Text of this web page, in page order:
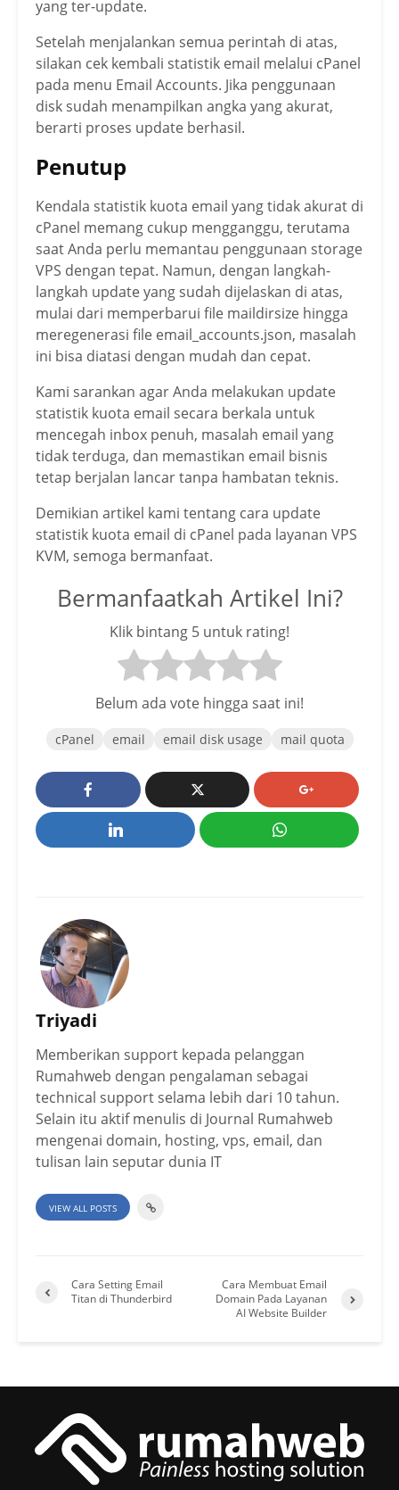
yang ter-update.
Setelah menjalankan semua perintah di atas,
silakan cek kembali statistik email melalui cPanel
pada menu Email Accounts. Jika penggunaan
disk sudah menampilkan angka yang akurat,
berarti proses update berhasil.
Penutup
Kendala statistik kuota email yang tidak akurat di
cPanel memang cukup mengganggu, terutama
saat Anda perlu memantau penggunaan storage
VPS dengan tepat. Namun, dengan langkah-
langkah update yang sudah dijelaskan di atas,
mulai dari memperbarui file maildirsize hingga
meregenerasi file email_accounts.json, masalah
ini bisa diatasi dengan mudah dan cepat.
Kami sarankan agar Anda melakukan update
statistik kuota email secara berkala untuk
mencegah inbox penuh, masalah email yang
tidak terduga, dan memastikan email bisnis
tetap berjalan lancar tanpa hambatan teknis.
Demikian artikel kami tentang cara update
statistik kuota email di cPanel pada layanan VPS
KVM, semoga bermanfaat.
Bermanfaatkah Artikel Ini?
Klik bintang 5 untuk rating!
Belum ada vote hingga saat ini!
cPanel email email disk usage mail quota
Triyadi
Memberikan support kepada pelanggan
Rumahweb dengan pengalaman sebagai
technical support selama lebih dari 10 tahun.
Selain itu aktif menulis di Journal Rumahweb
mengenai domain, hosting, vps, email, dan
tulisan lain seputar dunia IT
VIEW ALL POSTS
Cara Setting Email
Titan di Thunderbird
Cara Membuat Email
Domain Pada Layanan
AI Website Builder